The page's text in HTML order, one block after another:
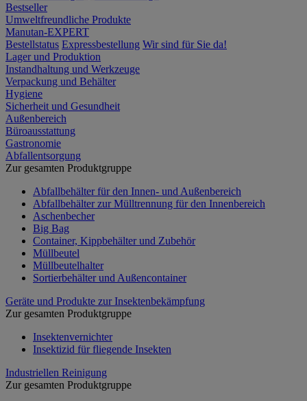
Bestseller
Umweltfreundliche Produkte
Manutan-EXPERT
Bestellstatus Expressbestellung Wir sind für Sie da!
Lager und Produktion
Instandhaltung und Werkzeuge
Verpackung und Behälter
Hygiene
Sicherheit und Gesundheit
Außenbereich
Büroausstattung
Gastronomie
Abfallentsorgung
Zur gesamten Produktgruppe
Abfallbehälter für den Innen- und Außenbereich
Abfallbehälter zur Mülltrennung für den Innenbereich
Aschenbecher
Big Bag
Container, Kippbehälter und Zubehör
Müllbeutel
Müllbeutelhalter
Sortierbehälter und Außencontainer
Geräte und Produkte zur Insektenbekämpfung
Zur gesamten Produktgruppe
Insektenvernichter
Insektizid für fliegende Insekten
Industriellen Reinigung
Zur gesamten Produktgruppe